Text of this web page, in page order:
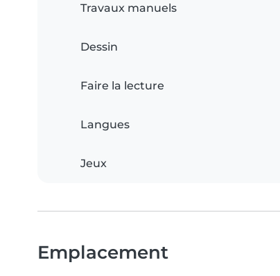
Travaux manuels
Dessin
Faire la lecture
Langues
Jeux
Emplacement